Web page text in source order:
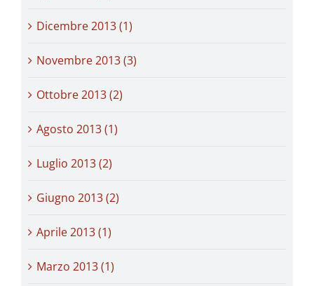
Dicembre 2013 (1)
Novembre 2013 (3)
Ottobre 2013 (2)
Agosto 2013 (1)
Luglio 2013 (2)
Giugno 2013 (2)
Aprile 2013 (1)
Marzo 2013 (1)